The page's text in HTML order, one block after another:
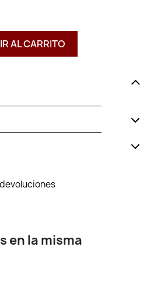
AL CARRITO
en la misma